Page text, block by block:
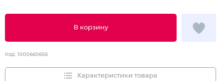
В корзину
Код: 1000660656
Характеристики товара